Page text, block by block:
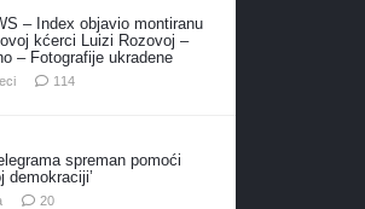
– Index objavio montiranu
kćerci Luizi Rozovoj –
– Fotografije ukradene
114komentara
spreman pomoći
demokraciji’
20komentara